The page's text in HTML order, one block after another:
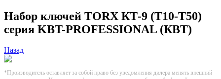
Набор ключей TORX КТ-9 (Т10-Т50)
серия KBT-PROFESSIONAL (КВТ)
Назад
*Производитель оставляет за собой право без уведомления дилера менять внешний